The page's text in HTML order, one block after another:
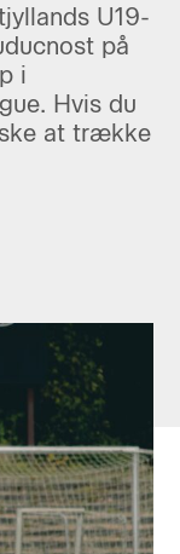
U19-
på
i
Hvis du
at trække